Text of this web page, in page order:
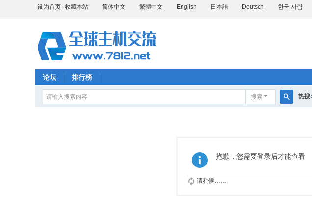
设为首页 收藏本站 简体中文 繁體中文 English 日本語 Deutsch 한국 사람
论坛 排行榜
搜索 热搜:
抱歉，您需要登录后才能查看
请稍候……